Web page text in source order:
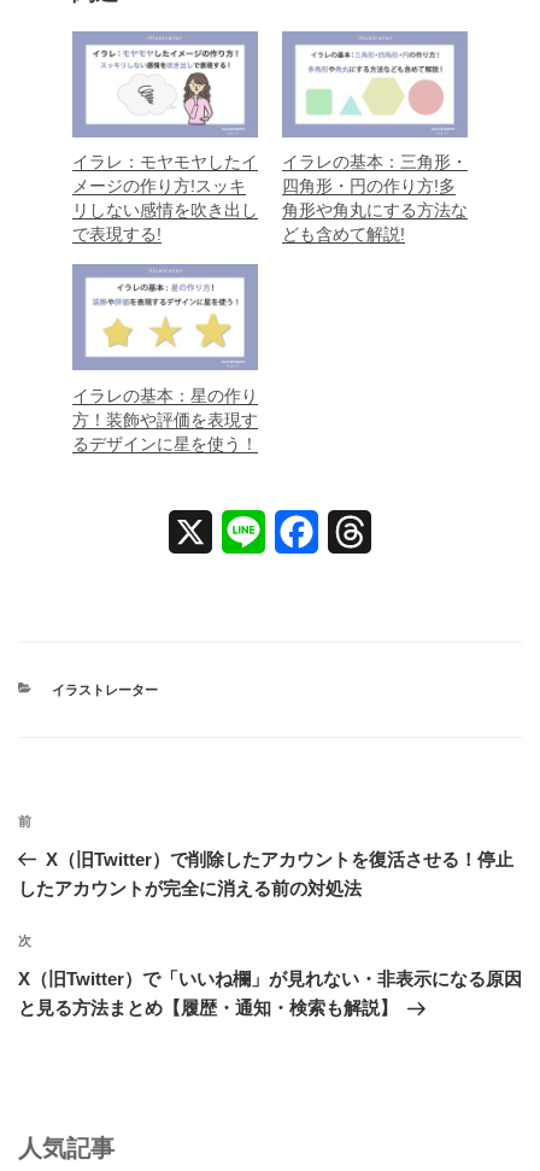
イラレ：モヤモヤしたイ
メージの作り方!スッキ
リしない感情を吹き出し
で表現する!
イラレの基本：三角形・
四角形・円の作り方!多
角形や角丸にする方法な
ども含めて解説!
イラレの基本：星の作り
方！装飾や評価を表現す
るデザインに星を使う！
イラストレーター
前
X（旧Twitter）で削除したアカウントを復活させる！停止
したアカウントが完全に消える前の対処法
次
X（旧Twitter）で「いいね欄」が見れない・非表示になる原因
と見る方法まとめ【履歴・通知・検索も解説】
人気記事